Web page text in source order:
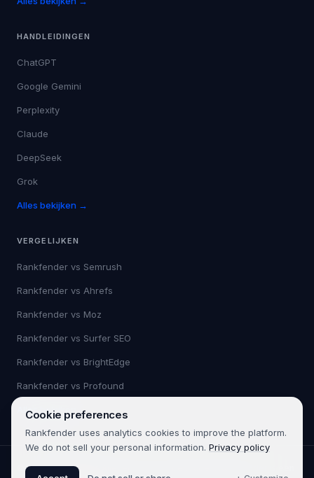
HANDLEIDINGEN
ChatGPT
Google Gemini
Perplexity
Claude
DeepSeek
Grok
Alles bekijken →
VERGELIJKEN
Rankfender vs Semrush
Rankfender vs Ahrefs
Rankfender vs Moz
Rankfender vs Surfer SEO
Rankfender vs BrightEdge
Rankfender vs Profound
Alles bekijken →
©2026Rankfender.
Cookie preferences
Rankfender uses analytics cookies to improve the platform.
We do not sell your personal information. Privacy policy